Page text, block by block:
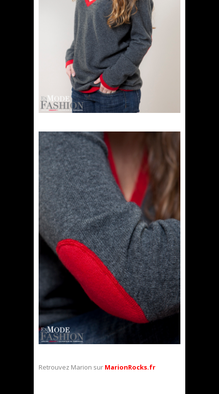
Retrouvez Marion sur MarionRocks.fr